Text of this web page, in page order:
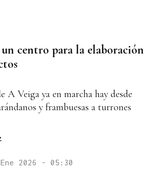
centro para la elaboración
A Veiga ya en marcha hay desde
y frambuesas a turrones
2026 - 05:30